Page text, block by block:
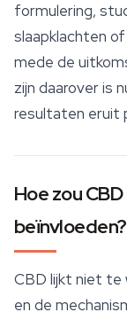
formulering,
slaapklachten
mede de
zijn daarover is
resultaten eruit
Hoe zou
beïnvloeden?
CBD lijkt niet te
en de